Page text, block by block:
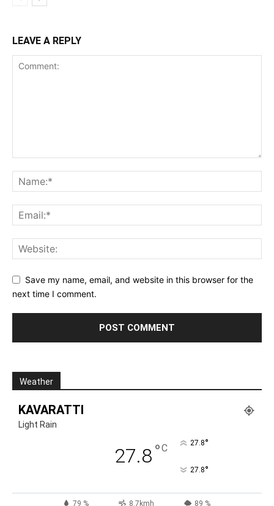
LEAVE A REPLY
Save my name, email, and website in this browser for the
next time I comment.
Weather
KAVARATTI
Light Rain
27.8°C 27.8°
27.8°
79 % 8.7kmh 89 %